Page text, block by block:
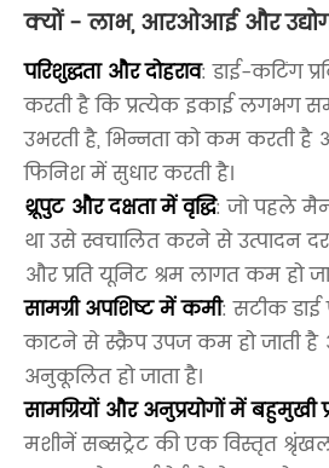
क्यों - लाभ, आरओआई और
परिशुद्धता और दोहराव: डाई-कटिंग
करती है कि प्रत्येक इकाई लगभग
उभरती है, भिन्नता को कम करती
फिनिश में सुधार करती है।
थ्रूपुट और दक्षता में वृद्धि: जो पहले
था उसे स्वचालित करने से उत्पादन दर
और प्रति यूनिट श्रम लागत कम हो
सामग्री अपशिष्ट में कमी: सटीक
काटने से स्क्रैप उपज कम हो जाती है
अनुकूलित हो जाता है।
सामग्रियों और अनुप्रयोगों में बहुमुखी
मशीनें सब्सट्रेट की एक विस्तृत